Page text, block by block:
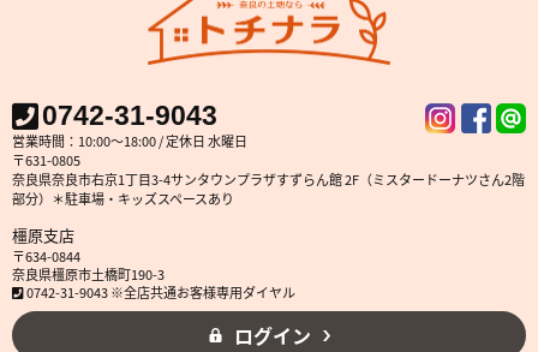
0742-31-9043
営業時間：10:00～18:00 / 定休日 水曜日
〒631-0805
奈良県奈良市右京1丁目3-4サンタウンプラザすずらん館 2F（ミスタードーナツさん2階
部分）＊駐車場・キッズスペースあり
橿原支店
〒634-0844
奈良県橿原市土橋町190-3
0742-31-9043 ※全店共通お客様専用ダイヤル
ログイン